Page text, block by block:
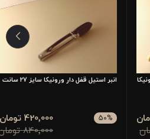
انبر استیل قفل دار ورونیکا سایز 27 سانت
50%
840٬000 تومان
420٬000 تومان